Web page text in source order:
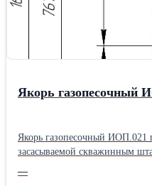
Якорь газопесочный
Якорь газопесочный ИОП.021
засасываемой скважинным
корпуса, нижнего корпуса,
—